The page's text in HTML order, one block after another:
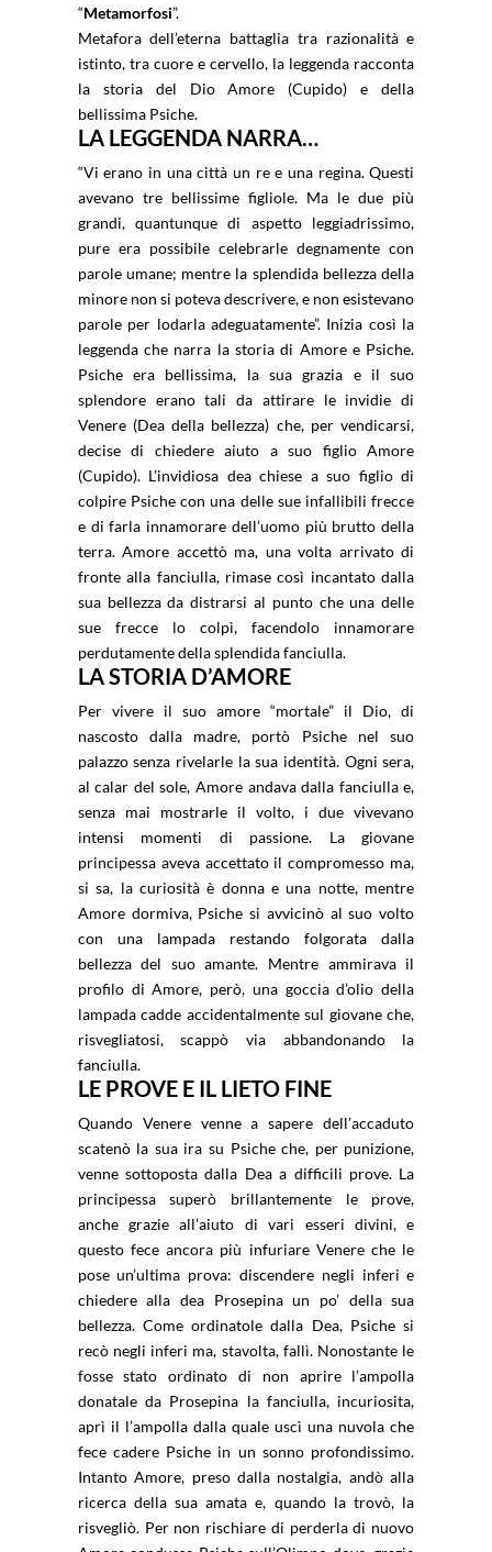
“Metamorfosi”.
Metafora dell’eterna battaglia tra razionalità e
istinto, tra cuore e cervello, la leggenda racconta
la storia del Dio Amore (Cupido) e della
bellissima Psiche.
LA LEGGENDA NARRA…
“Vi erano in una città un re e una regina. Questi
avevano tre bellissime figliole. Ma le due più
grandi, quantunque di aspetto leggiadrissimo,
pure era possibile celebrarle degnamente con
parole umane; mentre la splendida bellezza della
minore non si poteva descrivere, e non esistevano
parole per lodarla adeguatamente”. Inizia così la
leggenda che narra la storia di Amore e Psiche.
Psiche era bellissima, la sua grazia e il suo
splendore erano tali da attirare le invidie di
Venere (Dea della bellezza) che, per vendicarsi,
decise di chiedere aiuto a suo figlio Amore
(Cupido). L’invidiosa dea chiese a suo figlio di
colpire Psiche con una delle sue infallibili frecce
e di farla innamorare dell’uomo più brutto della
terra. Amore accettò ma, una volta arrivato di
fronte alla fanciulla, rimase così incantato dalla
sua bellezza da distrarsi al punto che una delle
sue frecce lo colpì, facendolo innamorare
perdutamente della splendida fanciulla.
LA STORIA D’AMORE
Per vivere il suo amore “mortale” il Dio, di
nascosto dalla madre, portò Psiche nel suo
palazzo senza rivelarle la sua identità. Ogni sera,
al calar del sole, Amore andava dalla fanciulla e,
senza mai mostrarle il volto, i due vivevano
intensi momenti di passione. La giovane
principessa aveva accettato il compromesso ma,
si sa, la curiosità è donna e una notte, mentre
Amore dormiva, Psiche si avvicinò al suo volto
con una lampada restando folgorata dalla
bellezza del suo amante. Mentre ammirava il
profilo di Amore, però, una goccia d’olio della
lampada cadde accidentalmente sul giovane che,
risvegliatosi, scappò via abbandonando la
fanciulla.
LE PROVE E IL LIETO FINE
Quando Venere venne a sapere dell’accaduto
scatenò la sua ira su Psiche che, per punizione,
venne sottoposta dalla Dea a difficili prove. La
principessa superò brillantemente le prove,
anche grazie all’aiuto di vari esseri divini, e
questo fece ancora più infuriare Venere che le
pose un’ultima prova: discendere negli inferi e
chiedere alla dea Prosepina un po’ della sua
bellezza. Come ordinatole dalla Dea, Psiche si
recò negli inferi ma, stavolta, fallì. Nonostante le
fosse stato ordinato di non aprire l’ampolla
donatale da Prosepina la fanciulla, incuriosita,
aprì il l’ampolla dalla quale uscì una nuvola che
fece cadere Psiche in un sonno profondissimo.
Intanto Amore, preso dalla nostalgia, andò alla
ricerca della sua amata e, quando la trovò, la
risvegliò. Per non rischiare di perderla di nuovo